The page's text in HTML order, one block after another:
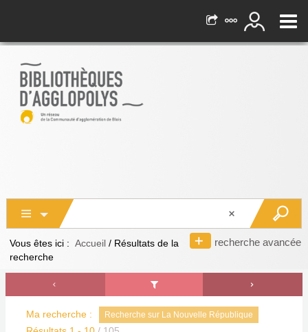
recherche avancée
Vous êtes ici : Accueil / Résultats de la
recherche
Ma recherche : Recherche sur La Nouvelle République